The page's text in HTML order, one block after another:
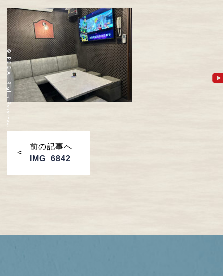
前の記事へ
IMG_6842
© POC All Rights Reserved.